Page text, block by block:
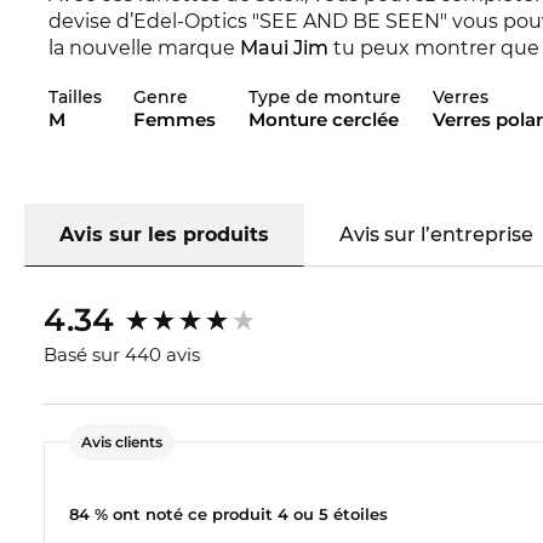
devise d’Edel-Optics "SEE AND BE SEEN" vous
la nouvelle marque Maui Jim tu peux montrer que
tenue Venez-voir les autres styles de Koki Beach
2023 et 2024.
de soleil dans notre boutique, vous pouvez
polarisation ou des lunettes «polarisés», sont
sur la route ou sur la piste, non seulement les
achetant à Edel-Optics vous achetez pour le
Tailles
M
Genre
Femmes
Type de monture
Monture cerclée
Verres
Verres
Avis sur les produits Avis sur l’entreprise
4.34
Basé sur 440 avis
Avis clients
84 % ont noté ce produit 4 ou 5 étoiles